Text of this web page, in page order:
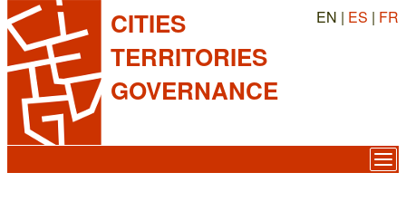
CITIES
TERRITORIES
GOVERNANCE
EN | ES | FR